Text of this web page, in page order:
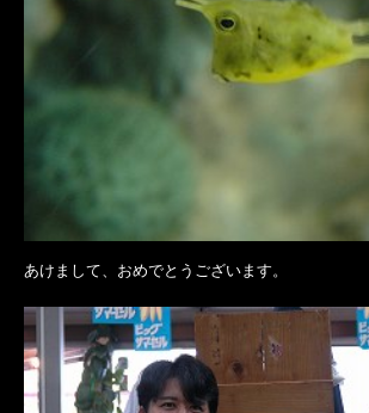
あけまして、おめでとうございます。